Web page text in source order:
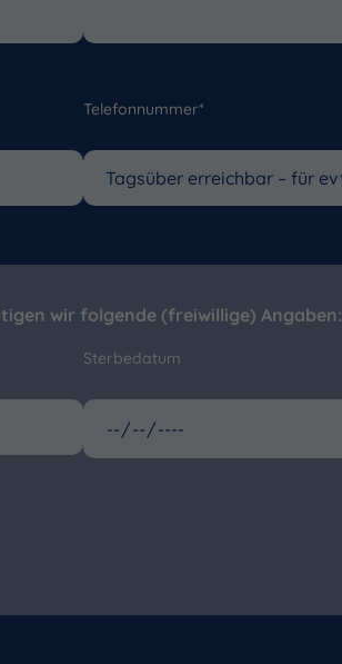
Telefonnummer*
wir folgende (freiwillige) Angaben:
Sterbedatum